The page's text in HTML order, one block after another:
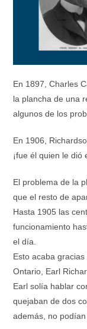
En 1897, Charles
la plancha de una
algunos de los
En 1906,
¡fue él quien le dió
El problema de la
que el resto de
Hasta 1905 las
funcionamiento
el día.
Esto acaba
Ontario, Earl
Earl solía hablar
quejaban de dos
además, no